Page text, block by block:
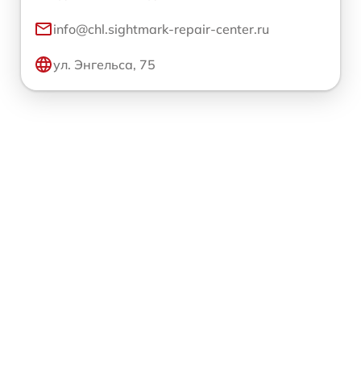
info@chl.sightmark-repair-center.ru
ул. Энгельса, 75